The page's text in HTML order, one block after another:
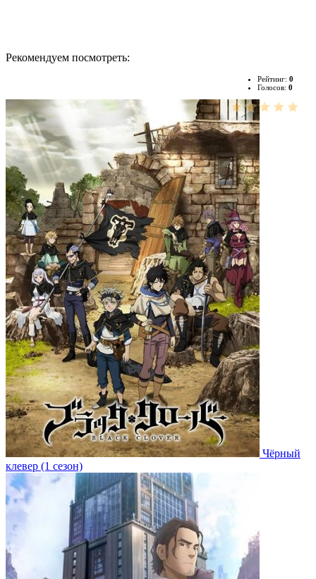
Рекомендуем посмотреть:
Рейтинг: 0
Голосов: 0
Чёрный
клевер (1 сезон)